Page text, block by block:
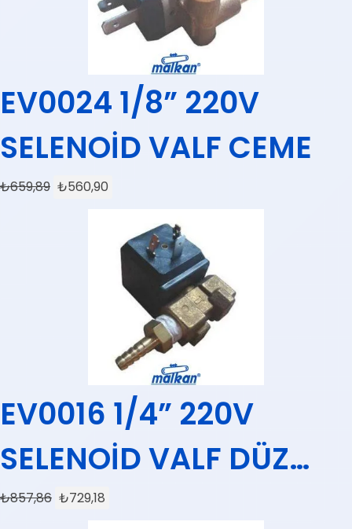
EV0024 1/8” 220V
SELENOİD VALF CEME
₺659,89 ₺560,90
EV0016 1/4” 220V
SELENOİD VALF DÜZ
CEME
₺857,86 ₺729,18